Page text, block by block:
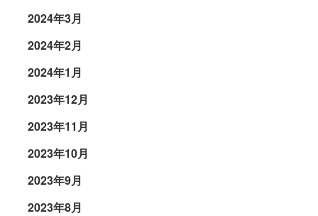
2024年3月
2024年2月
2024年1月
2023年12月
2023年11月
2023年10月
2023年9月
2023年8月